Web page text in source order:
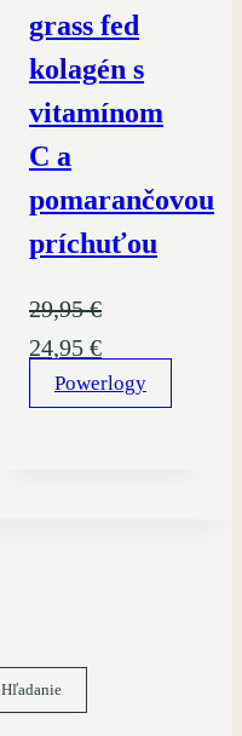
grass fed
kolagén s
vitamínom
C a
pomarančovou
príchuťou
29,95€
Pôvodná
cena
24,95 €Aktuálna
cena
Powerlogy
Hľadanie